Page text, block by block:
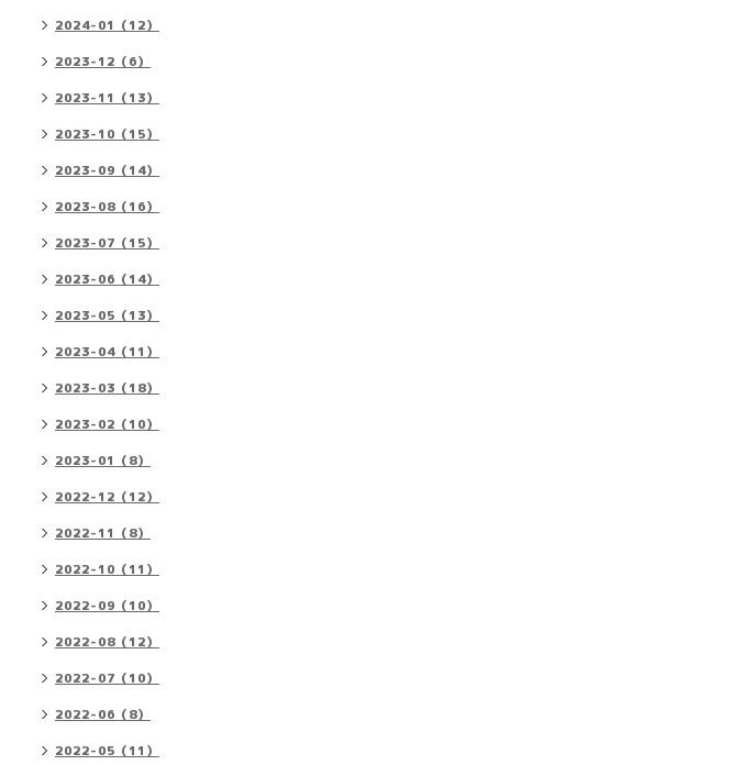
2024-01（12）
2023-12（6）
2023-11（13）
2023-10（15）
2023-09（14）
2023-08（16）
2023-07（15）
2023-06（14）
2023-05（13）
2023-04（11）
2023-03（18）
2023-02（10）
2023-01（8）
2022-12（12）
2022-11（8）
2022-10（11）
2022-09（10）
2022-08（12）
2022-07（10）
2022-06（8）
2022-05（11）